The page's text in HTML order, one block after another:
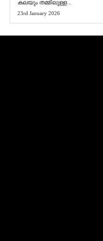
കലയും തമ്മിലുള്ള...
23rd January 2026